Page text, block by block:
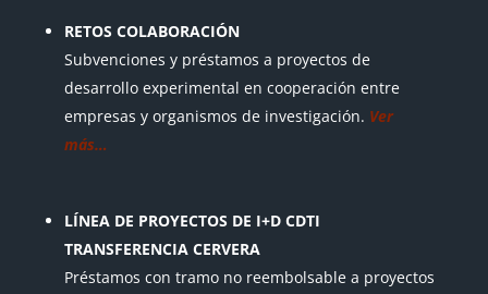
RETOS COLABORACIÓN
Subvenciones y préstamos a proyectos de
desarrollo experimental en cooperación entre
empresas y organismos de investigación. Ver
más…
LÍNEA DE PROYECTOS DE I+D CDTI
TRANSFERENCIA CERVERA
Préstamos con tramo no reembolsable a proyectos